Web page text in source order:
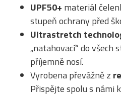
UPF50+ materiál
stupeň ochrany před
Ultrastretch
„natahovací“ do všech
příjemně nosí.
Vyrobena převážně z
Přispějte spolu s námi